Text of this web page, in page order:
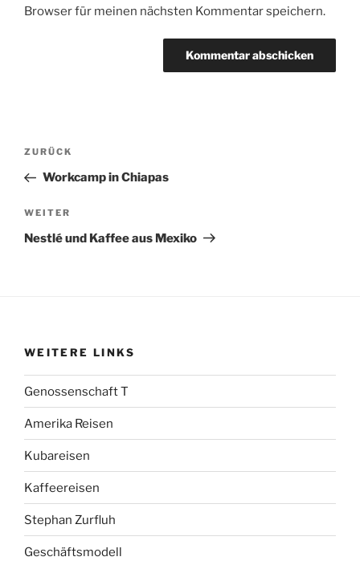
Browser für meinen nächsten Kommentar speichern.
Beitragsnavigation
Vorheriger
Beitrag
ZURÜCK
Workcamp in Chiapas
Nächster
Beitrag
WEITER
Nestlé und Kaffee aus Mexiko
WEITERE LINKS
Genossenschaft T
Amerika Reisen
Kubareisen
Kaffeereisen
Stephan Zurfluh
Geschäftsmodell